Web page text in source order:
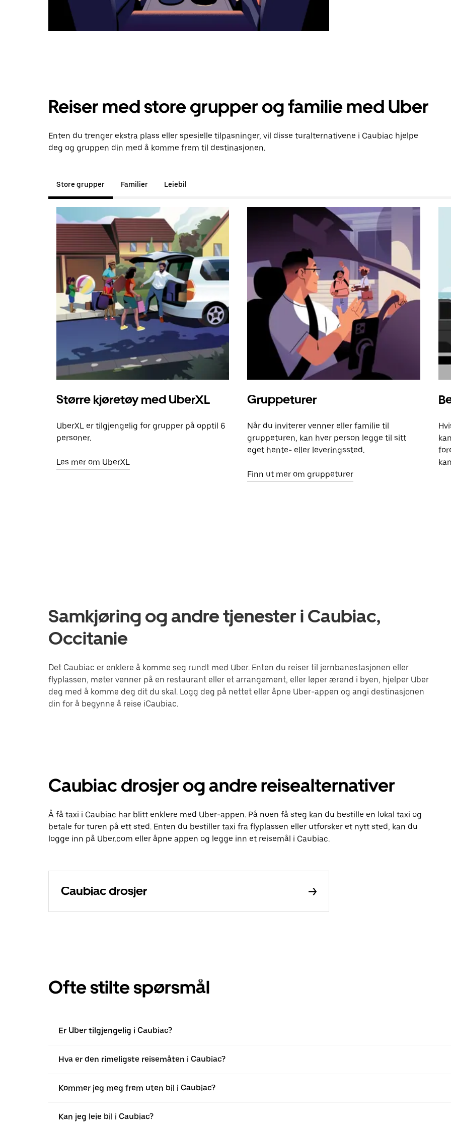
Reiser med store grupper og familie med Uber
Enten du trenger ekstra plass eller spesielle tilpasninger, vil disse turalternativene i Caubiac hjelpe
deg og gruppen din med å komme frem til destinasjonen.
Store grupper Familier Leiebil
Større kjøretøy med UberXL
UberXL er tilgjengelig for grupper på opptil 6
personer.
Les mer om UberXL
Gruppeturer
Når du inviterer venner eller familie til
gruppeturen, kan hver person legge til sitt
eget hente- eller leveringssted.
Finn ut mer om gruppeturer
Samkjøring og andre tjenester i Caubiac,
Occitanie
Det Caubiac er enklere å komme seg rundt med Uber. Enten du reiser til jernbanestasjonen eller
flyplassen, møter venner på en restaurant eller et arrangement, eller løper ærend i byen, hjelper Uber
deg med å komme deg dit du skal. Logg deg på nettet eller åpne Uber-appen og angi destinasjonen
din for å begynne å reise iCaubiac.
Caubiac drosjer og andre reisealternativer
Å få taxi i Caubiac har blitt enklere med Uber-appen. På noen få steg kan du bestille en lokal taxi og
betale for turen på ett sted. Enten du bestiller taxi fra flyplassen eller utforsker et nytt sted, kan du
logge inn på Uber.com eller åpne appen og legge inn et reisemål i Caubiac.
Caubiac drosjer
Ofte stilte spørsmål
Er Uber tilgjengelig i Caubiac?
Hva er den rimeligste reisemåten i Caubiac?
Kommer jeg meg frem uten bil i Caubiac?
Kan jeg leie bil i Caubiac?